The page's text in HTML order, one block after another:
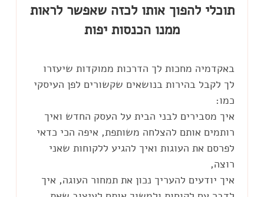
תוכלי להפוך אותו לכזה שאפשר לראות
ממנו הכנסות יפות
באקדמיה מחכות לך הדרכות ממוקדות שיעזרו
לך לקבל בהירות בנושאים שקשורים לפן העיסקי
איך מסבירים לבני הבית על העסק החדש ואיך
רותמים אותם להצלחה משותפת, איפה הכי כדאי
לפרסם את העוגות ואיך להגיע ללקוחות שאני
איך יודעים להעריך נכון את תמחור העוגה, איך